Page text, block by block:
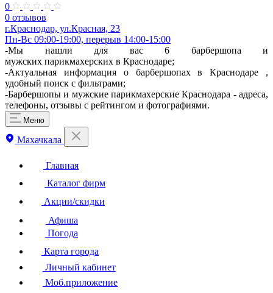
0
0 отзывов
г.Краснодар, ул.Красная, 23
Пн-Вс 09:00-19:00, перерыв 14:00-15:00
-Мы нашли для вас 6 барбершопа и
мужских парикмахерских в Краснодаре;
-Актуальная информация о барбершопах в Краснодаре ,
удобный поиск с фильтрами;
-Барбершопы и мужские парикмахерские Краснодара - адреса,
телефоны, отзывы с рейтингом и фотографиями.
Меню
Махачкала
Главная
Каталог фирм
Акции/скидки
Афиша
Погода
Карта города
Личный кабинет
Моб.приложение